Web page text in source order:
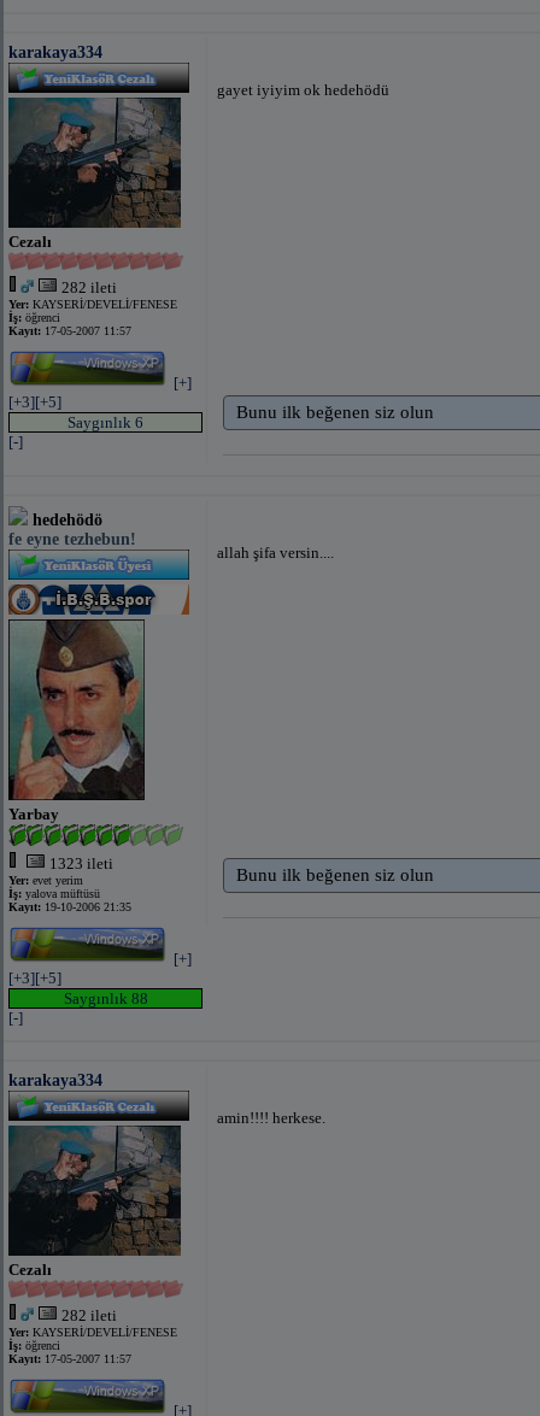
karakaya334
Cezalı
282 ileti
Yer: KAYSERİ/DEVELİ/FENESE
İş: öğrenci
Kayıt: 17-05-2007 11:57
[+]
[+3][+5]
Saygınlık 6
[-]
gayet iyiyim ok hedehödü
Bunu ilk beğenen siz olun
hedehödö
fe eyne tezhebun!
Yarbay
1323 ileti
Yer: evet yerim
İş: yalova müftüsü
Kayıt: 19-10-2006 21:35
[+]
[+3][+5]
Saygınlık 88
[-]
allah şifa versin....
Bunu ilk beğenen siz olun
karakaya334
Cezalı
282 ileti
Yer: KAYSERİ/DEVELİ/FENESE
İş: öğrenci
Kayıt: 17-05-2007 11:57
[+]
amin!!!! herkese.